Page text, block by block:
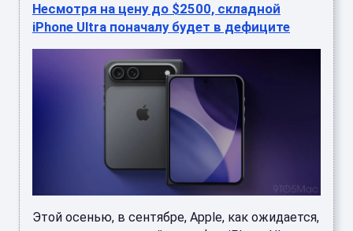
Несмотря на цену до $2500, складной
iPhone Ultra поначалу будет в дефиците
Этой осенью, в сентябре, Apple, как ожидается,